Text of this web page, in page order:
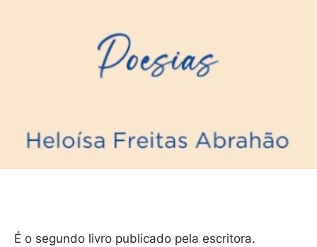
É o segundo livro publicado pela escritora.